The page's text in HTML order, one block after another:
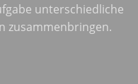
unterschiedliche
zusammenbringen.